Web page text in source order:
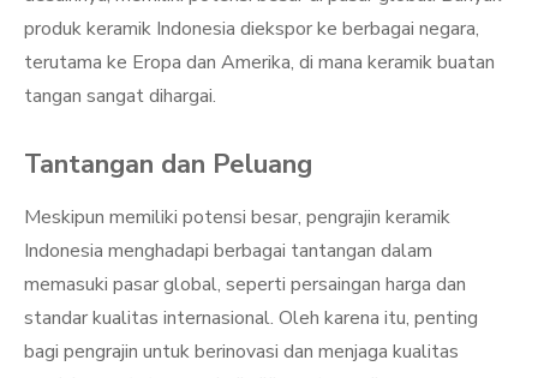
produk keramik Indonesia diekspor ke berbagai negara,
terutama ke Eropa dan Amerika, di mana keramik buatan
tangan sangat dihargai.
Tantangan dan Peluang
Meskipun memiliki potensi besar, pengrajin keramik
Indonesia menghadapi berbagai tantangan dalam
memasuki pasar global, seperti persaingan harga dan
standar kualitas internasional. Oleh karena itu, penting
bagi pengrajin untuk berinovasi dan menjaga kualitas